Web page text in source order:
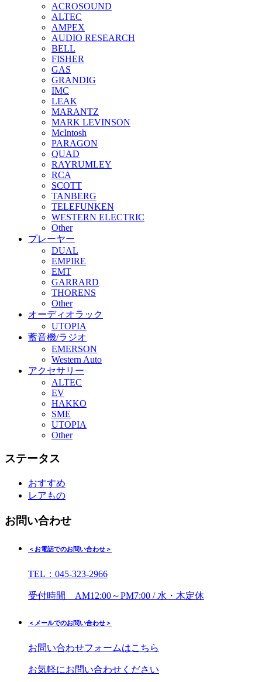
ACROSOUND
ALTEC
AMPEX
AUDIO RESEARCH
BELL
FISHER
GAS
GRANDIG
IMC
LEAK
MARANTZ
MARK LEVINSON
McIntosh
PARAGON
QUAD
RAYRUMLEY
RCA
SCOTT
TANBERG
TELEFUNKEN
WESTERN ELECTRIC
Other
プレーヤー
DUAL
EMPIRE
EMT
GARRARD
THORENS
Other
オーディオラック
UTOPIA
蓄音機/ラジオ
EMERSON
Western Auto
アクセサリー
ALTEC
EV
HAKKO
SME
UTOPIA
Other
ステータス
おすすめ
レアもの
お問い合わせ
＜お電話でのお問い合わせ＞
TEL：045-323-2966
受付時間 AM12:00～PM7:00 / 水・木定休
＜メールでのお問い合わせ＞
お問い合わせフォームはこちら
お気軽にお問い合わせください